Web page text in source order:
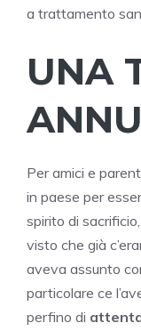
a trattamento
UNA
Per amici e
in paese per
spirito di
visto che già
aveva assunto
particolare ce
perfino di